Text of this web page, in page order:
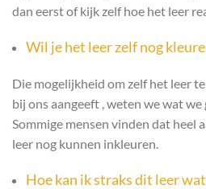
dan eerst of kijk zelf hoe het leer
Wil je het leer zelf nog
Die mogelijkheid om zelf het leer
bij ons aangeeft , weten we wat we
Sommige mensen vinden dat heel
leer nog kunnen inkleuren.
Hoe kan ik straks dit leer